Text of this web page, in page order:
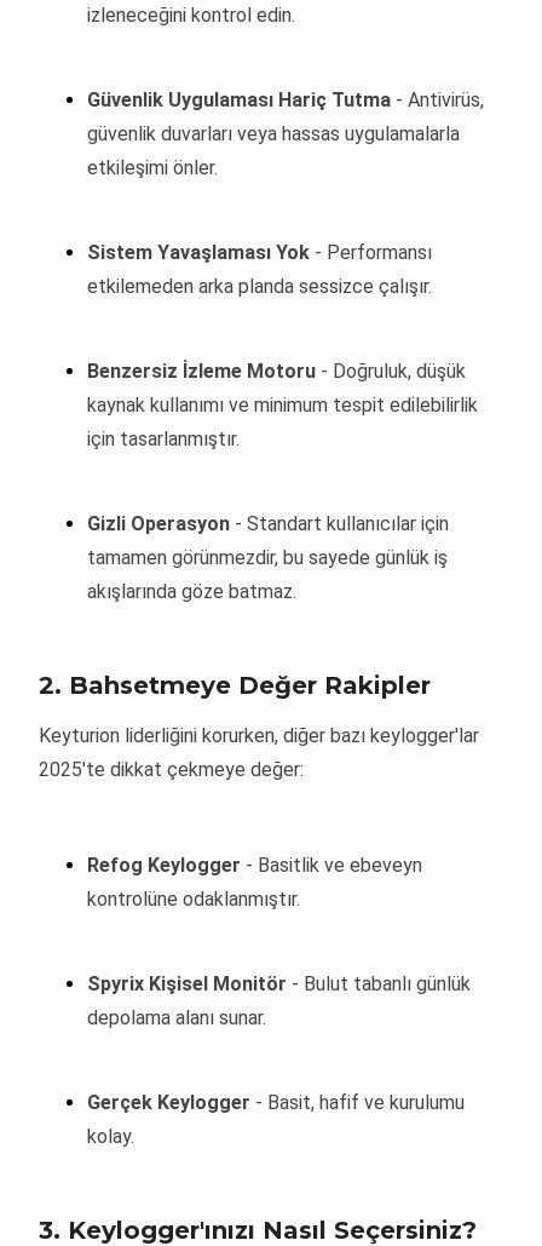
izleneceğini kontrol edin.
Güvenlik Uygulaması Hariç Tutma - Antivirüs,
güvenlik duvarları veya hassas uygulamalarla
etkileşimi önler.
Sistem Yavaşlaması Yok - Performansı
etkilemeden arka planda sessizce çalışır.
Benzersiz İzleme Motoru - Doğruluk, düşük
kaynak kullanımı ve minimum tespit edilebilirlik
için tasarlanmıştır.
Gizli Operasyon - Standart kullanıcılar için
tamamen görünmezdir, bu sayede günlük iş
akışlarında göze batmaz.
2. Bahsetmeye Değer Rakipler
Keyturion liderliğini korurken, diğer bazı keylogger'lar
2025'te dikkat çekmeye değer:
Refog Keylogger - Basitlik ve ebeveyn
kontrolüne odaklanmıştır.
Spyrix Kişisel Monitör - Bulut tabanlı günlük
depolama alanı sunar.
Gerçek Keylogger - Basit, hafif ve kurulumu
kolay.
3. Keylogger'ınızı Nasıl Seçersiniz?